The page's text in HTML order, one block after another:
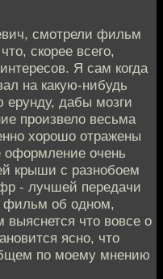
смотрели фильм
скорее всего,
Я сам когда
на какую-нибудь
ерунду, дабы мозги
произвело весьма
хорошо отражены
очень
крыши с разнобоем
- лучшей передачи
фильм об одном,
выяснется что вовсе о
ясно, что
по моему мнению